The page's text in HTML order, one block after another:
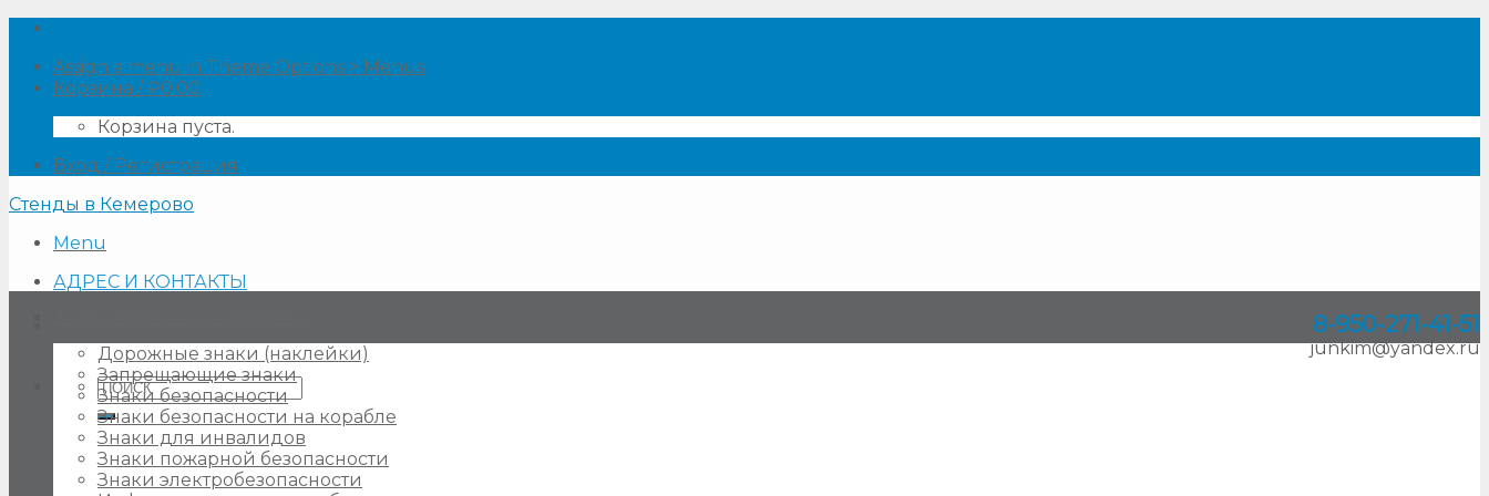
Skip
contentAssign a menu in Theme Options > Menus
Корзина /₽0.00
Корзина пуста.
Вход / Регистрация
Стенды в Кемерово
Menu
АДРЕС И КОНТАКТЫ
8-950-271-41-51
junkim@yandex.ru
Искать:
Дорожные знаки (наклейки)
Запрещающие знаки
Знаки безопасности
Знаки безопасности на корабле
Знаки для инвалидов
Знаки пожарной безопасности
Знаки электробезопасности